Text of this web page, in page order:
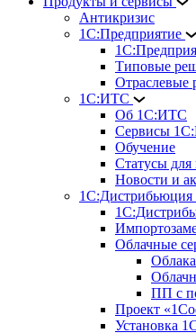
Антикризис
1С:Предприятие
Типовые
Отраслевые
1С:ИТС
Об 1С:ИТС
Сервисы
Обучение
Статусы для
Новости и
1С:Дистрибьюция
Облачные
ПП с
Проект
Установка